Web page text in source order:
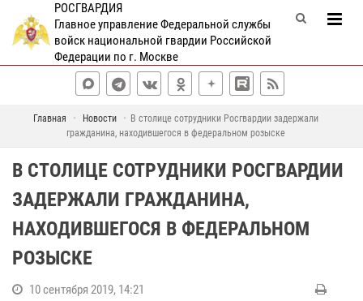
РОСГВАРДИЯ
Главное управление Федеральной службы
войск национальной гвардии Российской
Федерации по г. Москве
Главная Новости
В столице сотрудники Росгвардии задержали
гражданина, находившегося в федеральном розыске
В СТОЛИЦЕ СОТРУДНИКИ РОСГВАРДИИ
ЗАДЕРЖАЛИ ГРАЖДАНИНА,
НАХОДИВШЕГОСЯ В ФЕДЕРАЛЬНОМ
РОЗЫСКЕ
10 сентября 2019, 14:21